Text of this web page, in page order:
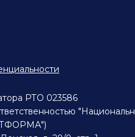
РТО 023586